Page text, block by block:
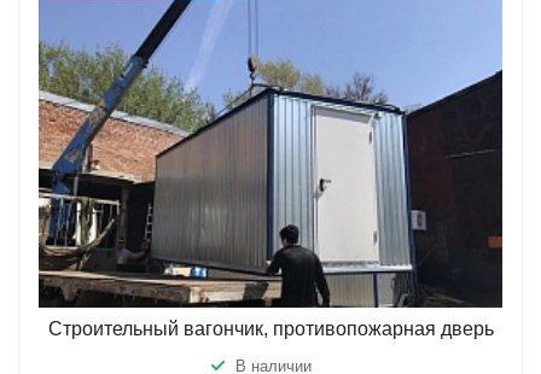
Строительный вагончик, противопожарная дверь
В наличии